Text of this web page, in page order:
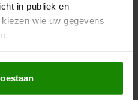
in publiek en
wie uw gegevens
graag:
over uw geografische
nauwkeurig kan zijn